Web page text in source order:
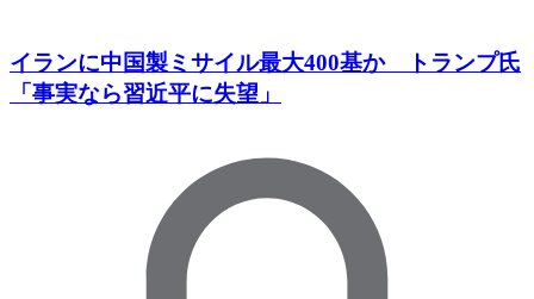
イランに中国製ミサイル最大400基か トランプ氏
「事実なら習近平に失望」